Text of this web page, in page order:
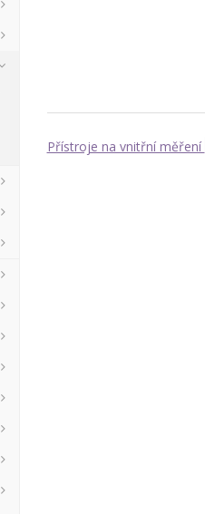
Přístroje na vnitřní měření